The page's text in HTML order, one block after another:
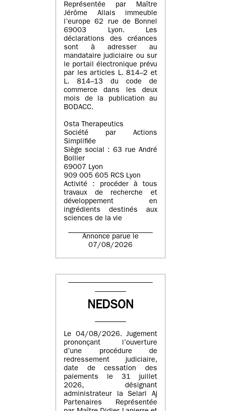
Représentée par Maître
Jérôme Allais immeuble
l’europe 62 rue de Bonnel
69003 Lyon. Les
déclarations des créances
sont à adresser au
mandataire judiciaire ou sur
le portail électronique prévu
par les articles L. 814–2 et
L. 814–13 du code de
commerce dans les deux
mois de la publication au
BODACC.
Osta Therapeutics
Société par Actions
Simplifiée
Siège social : 63 rue André
Bollier
69007 Lyon
909 005 605 RCS Lyon
Activité : procéder à tous
travaux de recherche et
développement en
ingrédients destinés aux
sciences de la vie
Annonce parue le
07/08/2026
NEDSON
Le 04/08/2026. Jugement
prononçant l’ouverture
d’une procédure de
redressement judiciaire,
date de cessation des
paiements le 31 juillet
2026, désignant
administrateur la Selarl Aj
Partenaires Représentée